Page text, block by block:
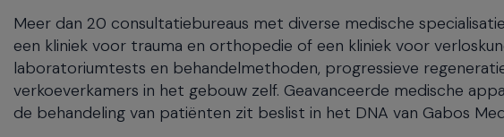
menu.
Spacebar
will
open
the
Meer dan 20 consultatiebureaus met diverse medische
een kliniek voor trauma en orthopedie of een kliniek voor
laboratoriumtests en behandelmethoden, progressieve
verkoeverkamers in het gebouw zelf. Geavanceerde medische
de behandeling van patiënten zit beslist in het DNA van Gabos